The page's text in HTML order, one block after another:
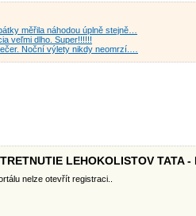
měřila náhodou úplně stejně…
veľmi dlho. Super!!!!!!
Noční výlety nikdy neomrzí.…
LEHOKOLISTOV TATA -
nelze otevřít registraci..